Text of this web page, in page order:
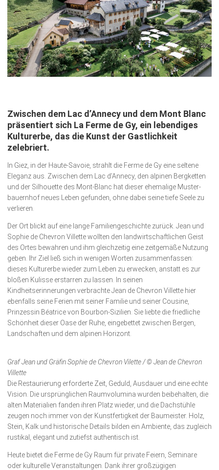
Gesellschaft
Kunst & Kultur
Lifestyle
Ausflug & Reise
SACHSEN IN PARIS
Zwischen dem Lac d’Annecy und dem Mont Blanc
präsentiert sich La Ferme de Gy, ein lebendiges
Kultur­erbe, das die Kunst der Gastlichkeit
zelebriert.
In Giez, in der Haute-Savoie, strahlt die Ferme de Gy eine seltene
Eleganz aus. Zwischen dem Lac d’Annecy, den alpinen Bergketten
und der Sil­hou­ette des Mont-Blanc hat dieser ehemalige Mus­ter­­
bauernhof neues Leben gefunden, ohne dabei seine tiefe Seele zu
verlieren.
Der Ort blickt auf eine lange Familiengeschichte zurück. Jean und
Sophie de Chevron Villette wollten den landwirtschaftlichen Geist
des Ortes bewahren und ihm gleich­zeitig eine zeitgemäße Nutzung
geben. Ihr Ziel ließ sich in wenigen Worten zusammenfassen:
dieses Kulturerbe wieder zum Leben zu erwecken, anstatt es zur
bloßen Kulisse erstarren zu lassen. In seinen
Kindheitserinnerungen verbrachte Jean de Chevron Villette hier
ebenfalls seine Ferien mit seiner Familie und seiner Cousine,
Prinzessin Béatrice von Bourbon-Sizilien. Sie liebte die friedliche
Schönheit dieser Oase der Ruhe, eingebettet zwischen Bergen,
Landschaften und dem alpinen Horizont.
Graf Jean und Gräfin Sophie de Chevron Vilette / © Jean de Chevron
Villette
Die Restaurierung erforderte Zeit, Geduld, Ausdauer und eine echte
Vision. Die ursprünglichen Raumvolumina wurden beibehalten, die
alten Materialien fanden ihren Platz wieder, und die Dachstühle
zeugen noch immer von der Kunstfertig­keit der Baumeister. Holz,
Stein, Kalk und historische Details bilden ein Ambiente, das zugleich
rustikal, elegant und zutiefst authentisch ist.
Heute bietet die Ferme de Gy Raum für private Feiern, Se­minare
oder kulturelle Veranstaltungen. Dank ihrer großzügigen